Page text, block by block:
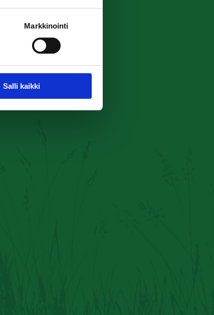
Markkinointi
Salli kaikki